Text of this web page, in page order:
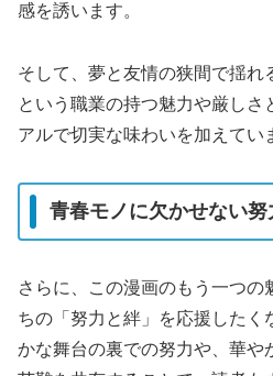
感を誘います。
そして、夢と友情の狭間で揺れ
という職業の持つ魅力や厳しさ
アルで切実な味わいを加えてい
青春モノに欠かせない努
さらに、この漫画のもう一つの
ちの「努力と絆」を応援したく
かな舞台の裏での努力や、華や